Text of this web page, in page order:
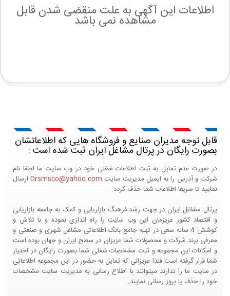
اطلاعات این آگهی به علت منقضی شدن قابل
مشاهده نمی باشد
قابل توجه مدیران صنایع و فروشگاه هایی که اطلاعاتشان
بصورت رایگان در پرتال مشاغل ایران ثبت شده است :
در صورت عدم تمایل به ثبت اطلاعات شغلی خود در وب سایت ما لطفا نام
شرکت و آدرس را به ایمیل مدیریت سایت Drsmsco@yahoo.comارسال
نمایید تا سریعا اطلاعات شما حذف گردد.
پرتال مشاغل ایران در جهت رشد فرهنگ بازاریابی و کمک به جامعه بازاریابی
و اقتصاد کشور عزیزمان این وب سایت را راه اندازی نموده و با تلاش و
کوشش 4 ساله سعی در تهیه جامع بانک اطلاعاتی مشاغل شهری و صنعتی و
معرفی برند شرکت و محصولات شما عزیزان در سطح ایران و جهان بوده است
و امکانات این مجموعه و ثبت مشخصات شغلی شما بصورت رایگان در اختیار
شما قرار گرفته است.فلذا عزیزانی که تمایل به حضور در این مجموعه اطلاعاتی
در سایت ما را ندارند میتوانند با اطلاع رسانی به مدیریت سایت مشخصات
خود را حذف یا بروز رسانی نمایند.